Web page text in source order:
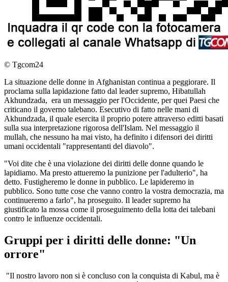
© Tgcom24
La situazione delle donne in Afghanistan continua a peggiorare. Il
proclama sulla lapidazione fatto dal leader supremo, Hibatullah
Akhundzada, era un messaggio per l'Occidente, per quei Paesi che
criticano il governo talebano. Esecutivo di fatto nelle mani di
Akhundzada, il quale esercita il proprio potere attraverso editti basati
sulla sua interpretazione rigorosa dell'Islam. Nel messaggio il
mullah, che nessuno ha mai visto, ha definito i difensori dei diritti
umani occidentali "rappresentanti del diavolo".
"Voi dite che è una violazione dei diritti delle donne quando le
lapidiamo. Ma presto attueremo la punizione per l'adulterio", ha
detto. Fustigheremo le donne in pubblico. Le lapideremo in
pubblico. Sono tutte cose che vanno contro la vostra democrazia, ma
continueremo a farlo", ha proseguito. Il leader supremo ha
giustificato la mossa come il proseguimento della lotta dei talebani
contro le influenze occidentali.
Gruppi per i diritti delle donne: "Un
orrore"
"Il nostro lavoro non si è concluso con la conquista di Kabul, ma è